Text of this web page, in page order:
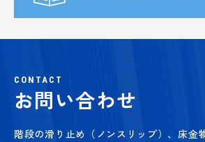
CONTACT
お問い合わせ
階段の滑り止め（ノンスリップ）、床金